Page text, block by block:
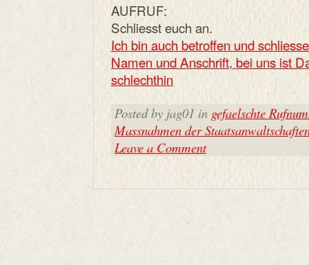
AUFRUF:
Schliesst euch an.
Ich bin auch betroffen und
Namen und Anschrift, bei uns ist
schlechthin
Posted by jag01 in gefaelschte
Massnahmen der
Leave a Comment